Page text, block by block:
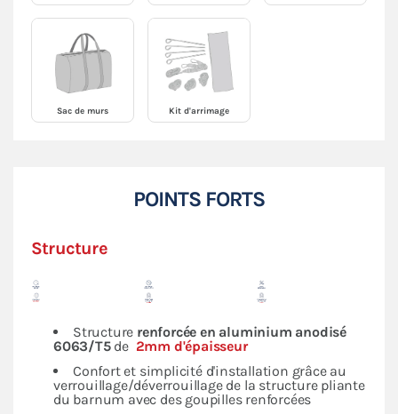
Sac de murs Kit d'arrimage
POINTS FORTS
Structure
Structure renforcée en aluminium anodisé
6063/T5 de 2mm d'épaisseur
Confort et simplicité d'installation grâce au
verrouillage/déverrouillage de la structure pliante
du barnum avec des goupilles renforcées